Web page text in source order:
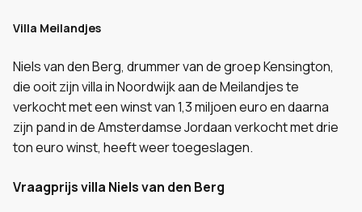
Villa Meilandjes
Niels van den Berg, drummer van de groep Kensington,
die ooit zijn villa in Noordwijk aan de Meilandjes te
verkocht met een winst van 1,3 miljoen euro en daarna
zijn pand in de Amsterdamse Jordaan verkocht met drie
ton euro winst, heeft weer toegeslagen.
Vraagprijs villa Niels van den Berg